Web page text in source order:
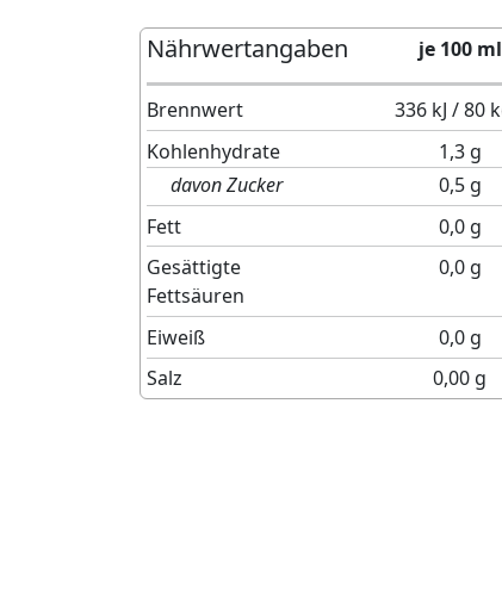
Nährwertangaben je 100 ml
Brennwert
336 kJ / 80
Kohlenhydrate
1,3 g
davon Zucker
0,5 g
Fett
0,0 g
Gesättigte
Fettsäuren
0,0 g
Eiweiß
0,0 g
Salz
0,00 g